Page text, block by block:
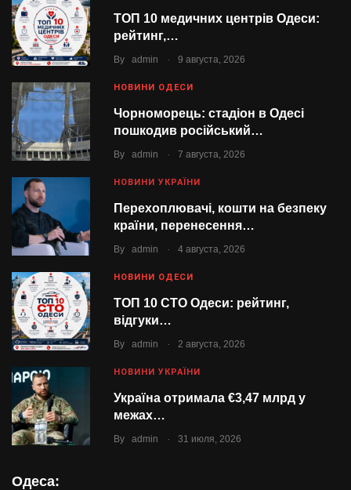
ТОП 10 медичних центрів Одеси:
рейтинг,…
By admin . 9 августа, 2026
НОВИНИ ОДЕСИ
Чорноморець: стадіон в Одесі
пошкодив російський…
By admin . 7 августа, 2026
НОВИНИ УКРАЇНИ
Перехоплювачі, кошти на безпеку
країни, перенесення…
By admin . 4 августа, 2026
НОВИНИ ОДЕСИ
ТОП 10 СТО Одеси: рейтинг,
відгуки…
By admin . 2 августа, 2026
НОВИНИ УКРАЇНИ
Україна отримала €3,47 млрд у
межах…
By admin . 31 июля, 2026
Одеса: